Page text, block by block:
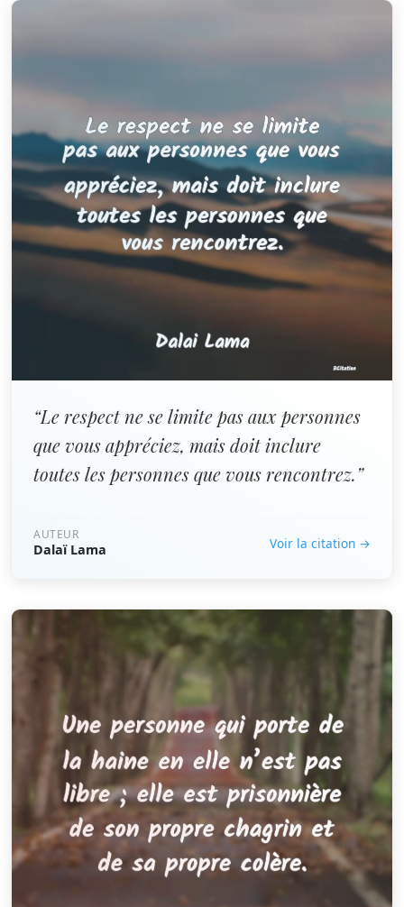
“Le respect ne se limite pas aux personnes
que vous appréciez, mais doit inclure
toutes les personnes que vous rencontrez.”
AUTEUR
Dalaï Lama Voir la citation →